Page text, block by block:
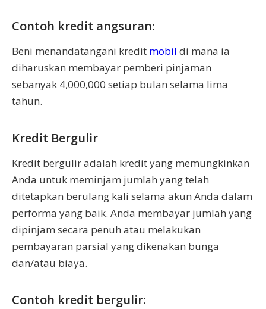
Contoh kredit angsuran:
Beni menandatangani kredit mobil di mana ia
diharuskan membayar pemberi pinjaman
sebanyak 4,000,000 setiap bulan selama lima
tahun.
Kredit Bergulir
Kredit bergulir adalah kredit yang memungkinkan
Anda untuk meminjam jumlah yang telah
ditetapkan berulang kali selama akun Anda dalam
performa yang baik. Anda membayar jumlah yang
dipinjam secara penuh atau melakukan
pembayaran parsial yang dikenakan bunga
dan/atau biaya.
Contoh kredit bergulir: